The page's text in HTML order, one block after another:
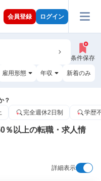
会員登録 ログイン
条件保存
雇用形態 年収 新着のみ
？
完全週休2日制 学歴
％以上の転職・求人情
詳細表示